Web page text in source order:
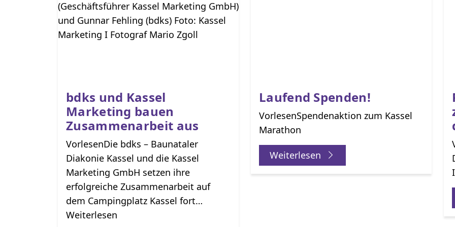
bdks und Kassel
Marketing bauen
Zusammenarbeit aus
VorlesenDie bdks – Baunataler
Diakonie Kassel und die Kassel
Marketing GmbH setzen ihre
erfolgreiche Zusammenarbeit auf
dem Campingplatz Kassel fort…
Weiterlesen
Laufend Spenden!
VorlesenSpendenaktion zum Kassel
Marathon
Weiterlesen